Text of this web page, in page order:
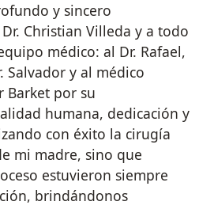
y sincero
Christian Villeda y a todo
médico: al Dr. Rafael,
Salvador y al médico
Barket por su
humana, dedicación y
con éxito la cirugía
mi madre, sino que
estuvieron siempre
brindándonos